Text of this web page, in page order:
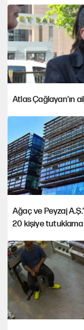
Atlas Çağlayan'ın
Ağaç ve Peyzaj
20 kişiye